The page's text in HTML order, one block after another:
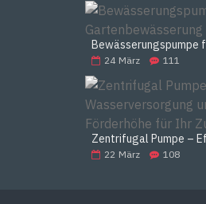
24 März 111
22 März 108